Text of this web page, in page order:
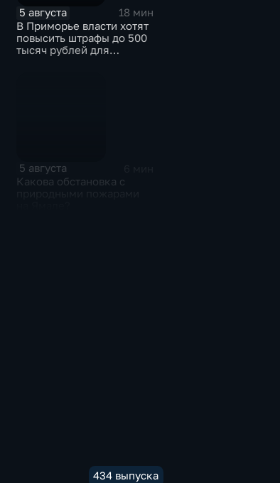
5 августа
18 мин
В Приморье власти хотят
повысить штрафы до 500
тысяч рублей для
5 августа
Какова обстановка с
434 выпуска